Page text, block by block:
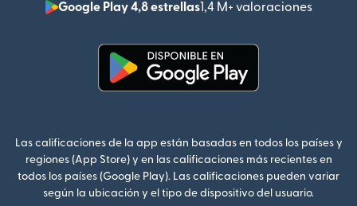
Google Play 4,8 estrellas1,4 M+ valoraciones
(se
Las calificaciones de la app están basadas en todos los países y
regiones (App Store) y en las calificaciones más recientes en
todos los países (Google Play). Las calificaciones pueden variar
según la ubicación y el tipo de dispositivo del usuario.